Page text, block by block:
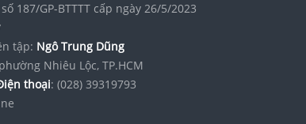
187/GP-BTTTT cấp ngày 26/5/2023
tập: Ngô Trung Dũng
Nhiêu Lộc, TP.HCM
thoại: (028) 39319793